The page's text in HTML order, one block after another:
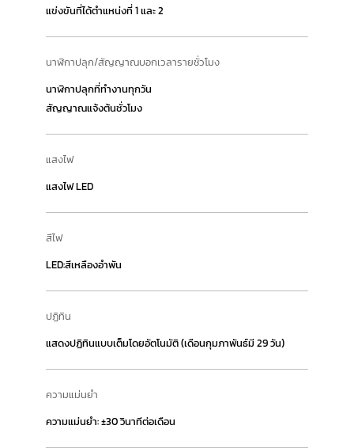
แข่งขันที่ได้ตำแหน่งที่ 1 และ 2
นาฬิกาปลุก/สัญญาณบอกเวลารายชั่วโมง
นาฬิกาปลุกที่ทำงานทุกวัน
สัญญาณแจ้งต้นชั่วโมง
แสงไฟ
แสงไฟ LED
สีไฟ
LED:สีเหลืองอำพัน
ปฏิทิน
แสดงปฏิทินแบบเต็มโดยอัตโนมัติ (เดือนกุมภาพันธ์มี 29 วัน)
ความแม่นยำ
ความแม่นยำ: ±30 วินาทีต่อเดือน